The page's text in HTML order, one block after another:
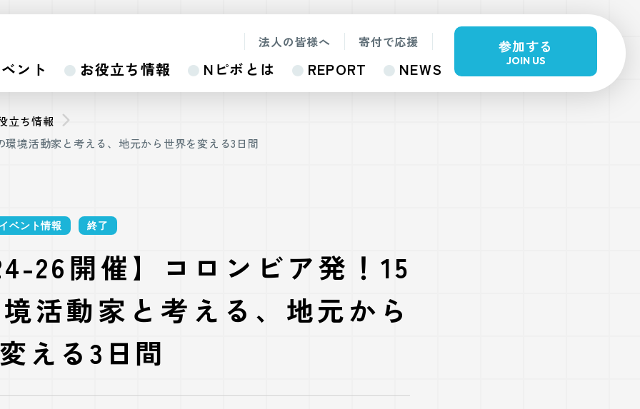
法人の皆様へ 寄付で応援
ント お役立ち情報 Nピボとは REPORT NEWS
参加する
JOIN US
立ち情報
境活動家と考える、地元から世界を変える3日間
ベント情報 終了
26開催】コロンビア発！15
活動家と考える、地元から
える3日間